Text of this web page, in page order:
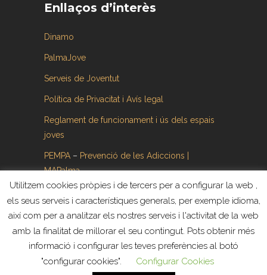
Enllaços d’interès
Dinamo
PalmaJove
Serveis de Joventut
Política de Privacitat i Avís legal
Reglament de funcionament i ús dels espais
joves
PEMPA – Prevenció de les Adiccions |
MAPalma
Tots els drets reservats ©. Web creada y
administrada porRevoluziona
Utilitzem cookies pròpies i de tercers per a configurar la web ,
els seus serveis i característiques generals, per exemple idioma,
així com per a analitzar els nostres serveis i l'activitat de la web
amb la finalitat de millorar el seu contingut. Pots obtenir més
informació i configurar les teves preferències al botó
"configurar cookies".
Configurar Cookies